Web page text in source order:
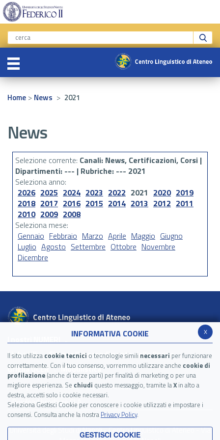
Home > News > 2021
News
Selezione corrente: Canali: News, Certificazioni, Corsi |
Dipartimenti: --- | Rubriche: --- 2021
Seleziona anno:
2026 2025 2024 2023 2022 2021 2020 2019
2018 2017 2016 2015 2014 2013 2012 2011
2010 2009 2008
Seleziona mese:
Gennaio Febbraio Marzo Aprile Maggio Giugno
Luglio Agosto Settembre Ottobre Novembre
Dicembre
Link utili
Siti per l'apprendimento delle lingue
Griglia QCER
Modulistica
Privacy Policy
Cookie Policy
Accessibilità
Dowload brochure CLA
Università degli Studi di Napoli - Centro Linguistico di Ateneo - Via
x
INFORMATIVA COOKIE
Il sito utilizza cookie tecnici o tecnologie simili necessari per funzionare
correttamente. Con il tuo consenso, vorremmo utilizzare anche cookie di
profilazione (anche di terze parti) per finalità di marketing o per una
migliore esperienza. Se chiudi questo messaggio, tramite laX in alto a
destra, accetti solo i cookie necessari.
Seleziona Gestisci Cookie per conoscere i cookie utilizzati e impostare i
consensi. Consulta anche la nostra Privacy Policy.
GESTISCI COOKIE